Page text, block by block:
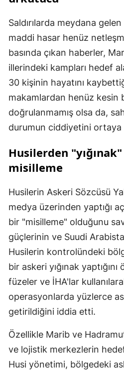
Saldırılarda meydana
maddi hasar henüz
basında çıkan haberler,
illerindeki kampları hedef
30 kişinin hayatını
makamlardan henüz kesin
doğrulanmamış olsa da,
durumun ciddiyetini ortaya
Husilerden
misilleme
Husilerin Askeri Sözcüsü
medya üzerinden yaptığı
bir "misilleme" olduğunu
güçlerinin ve Suudi
Husilerin kontrolündeki
bir askeri yığınak
füzeler ve İHA'lar
operasyonlarda yüzlerce
getirildiğini iddia etti.
Özellikle Marib ve
ve lojistik merkezlerin hedef
Husi yönetimi, bölgedeki